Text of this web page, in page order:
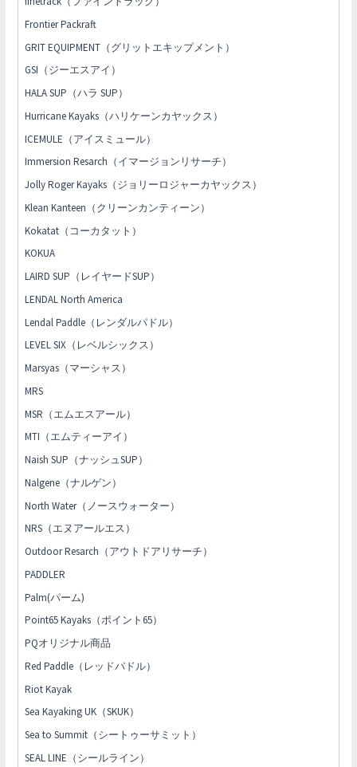
Frontier Packraft
GRIT EQUIPMENT（グリットエキップメント）
GSI（ジーエスアイ）
HALA SUP（ハラ SUP）
Hurricane Kayaks（ハリケーンカヤックス）
ICEMULE（アイスミュール）
Immersion Resarch（イマージョンリサーチ）
Jolly Roger Kayaks（ジョリーロジャーカヤックス）
Klean Kanteen（クリーンカンティーン）
Kokatat（コーカタット）
KOKUA
LAIRD SUP（レイヤードSUP）
LENDAL North America
Lendal Paddle（レンダルパドル）
LEVEL SIX（レベルシックス）
Marsyas（マーシャス）
MRS
MSR（エムエスアール）
MTI（エムティーアイ）
Naish SUP（ナッシュSUP）
Nalgene（ナルゲン）
North Water（ノースウォーター）
NRS（エヌアールエス）
Outdoor Resarch（アウトドアリサーチ）
PADDLER
Palm(パーム)
Point65 Kayaks（ポイント65）
PQオリジナル商品
Red Paddle（レッドパドル）
Riot Kayak
Sea Kayaking UK（SKUK）
Sea to Summit（シートゥーサミット）
SEAL LINE（シールライン）